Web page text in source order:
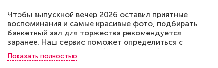
Чтобы выпускной вечер 2026 оставил приятные
воспоминания и самые красивые фото, подбирать
банкетный зал для торжества рекомендуется
заранее. Наш сервис поможет определиться с
местом для проведения банкета на любое
количество приглашенных, у нас 58 залов. Наш
Показать полностью